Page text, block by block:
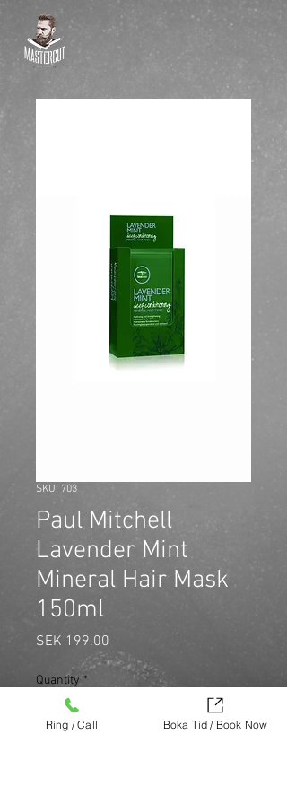
SKU: 703
Paul Mitchell
Lavender Mint
Mineral Hair Mask
150ml
SEK 199.00
Quantity *
Ring / Call Boka Tid / Book Now